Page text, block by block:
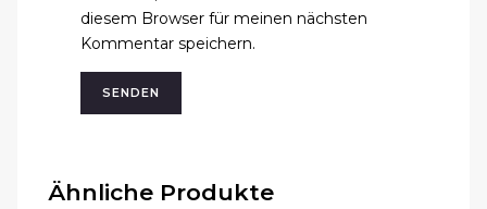
diesem Browser für meinen nächsten
Kommentar speichern.
Ähnliche Produkte